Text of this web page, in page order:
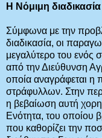
Η Νόμιμη
Σύμφωνα με την
διαδικασία, οι
μεγαλύτερο του ενός
από την Διεύθυνση
οποία αναγράφεται η
στράφυλλων. Στην
η βεβαίωση αυτή
Ενότητα, του οποίου
που καθορίζει την